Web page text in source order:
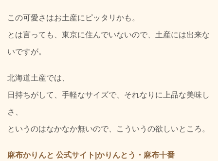
この可愛さはお土産にピッタリかも。
とは言っても、東京に住んでいないので、土産には出来な
いですが。
北海道土産では、
日持ちがして、手軽なサイズで、それなりに上品な美味し
さ、
というのはなかなか無いので、こういうの欲しいところ。
麻布かりんと 公式サイト|かりんとう・麻布十番